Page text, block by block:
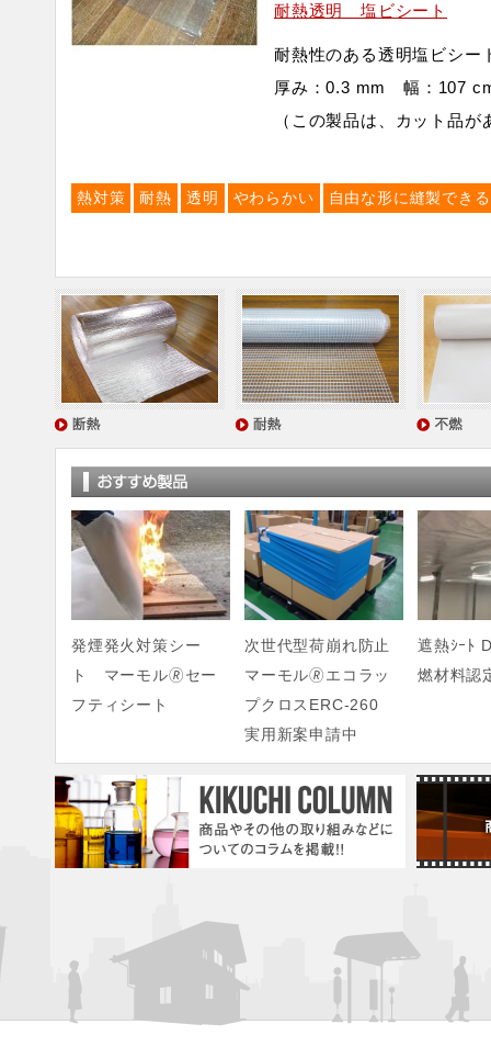
耐熱透明 塩ビシート
耐熱性のある透明塩ビシ
厚み：0.3 mm 幅：107
（この製品は、カット品が
熱対策 耐熱 透明 やわらかい 自由な形に縫製できる
発煙発火対策シー
ト マーモル🄬セー
フティシート
次世代型荷崩れ防止
マーモル🄬エコラッ
プクロスERC-260
実用新案申請中
遮熱ｼｰﾄ
燃材料認